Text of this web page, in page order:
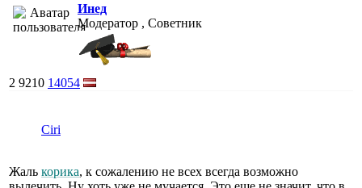
Инед
Модератор , Советник
2 9210 14054
Ciri
Жаль корика, к сожалению не всех всегда возможно